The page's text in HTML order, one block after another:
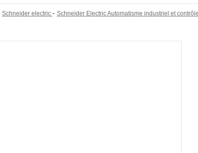
Schneider electric - Schneider Electric Automatisme industriel et contrôle